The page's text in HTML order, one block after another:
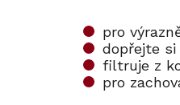
pro
dopřejte
filtruje z
pro